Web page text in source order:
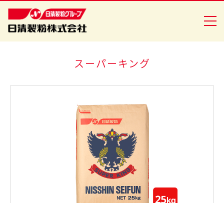
安全・安心への取り組み
スーパーキング